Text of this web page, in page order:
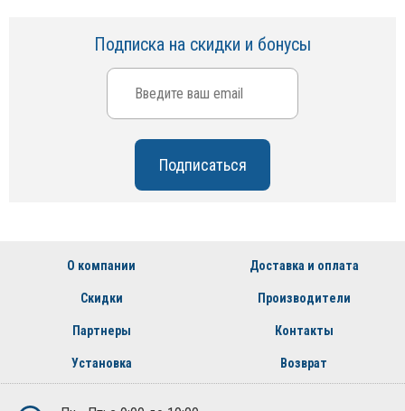
Подписка на скидки и бонусы
О компании Доставка и оплата
Скидки Производители
Партнеры Контакты
Установка Возврат